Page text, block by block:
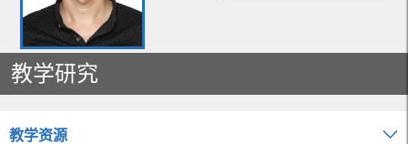
教学研究
教学资源